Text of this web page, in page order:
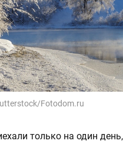
Fotodom.ru
только на один